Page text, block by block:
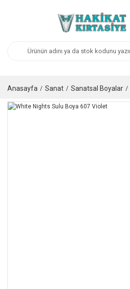
Anasayfa Sanat Sanatsal Boyalar